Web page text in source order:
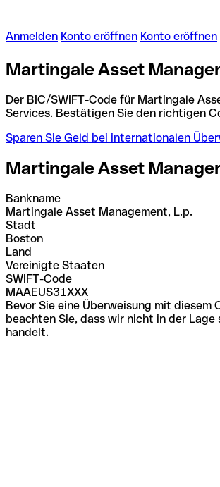
Anmelden Konto eröffnen Konto eröffnen
Martingale Asset
Der BIC/SWIFT-Code für Martingale
Services. Bestätigen Sie den richtigen
Sparen Sie Geld bei internationalen
Martingale Asset
Bankname
Martingale Asset Management, L.p.
Stadt
Boston
Land
Vereinigte Staaten
SWIFT-Code
MAAEUS31XXX
Bevor Sie eine Überweisung mit
beachten Sie, dass wir nicht in der
handelt.